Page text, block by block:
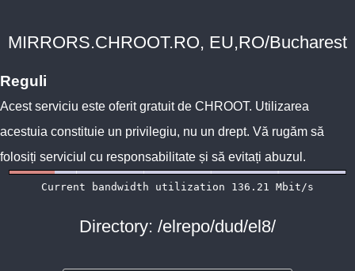
MIRRORS.CHROOT.RO, EU,RO/Bucharest
Reguli
Acest serviciu este oferit gratuit de CHROOT. Utilizarea
acestuia constituie un privilegiu, nu un drept. Vă rugăm să
folosiți serviciul cu responsabilitate și să evitați abuzul.
Directory: /elrepo/dud/el8/